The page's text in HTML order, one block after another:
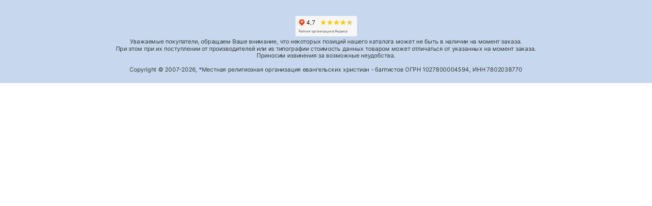
Уважаемые покупатели, обращаем Ваше внимание, что некоторых позиций нашего каталога может не быть в наличии на момент заказа.
При этом при их поступлении от производителей или из типографии стоимость данных товаром может отличаться от указанных на момент заказа.
Приносим извинения за возможные неудобства.
Copyright © 2007-2026, *Местная религиозная организация евангельских христиан - баптистов ОГРН 1027800004594, ИНН 7802038770